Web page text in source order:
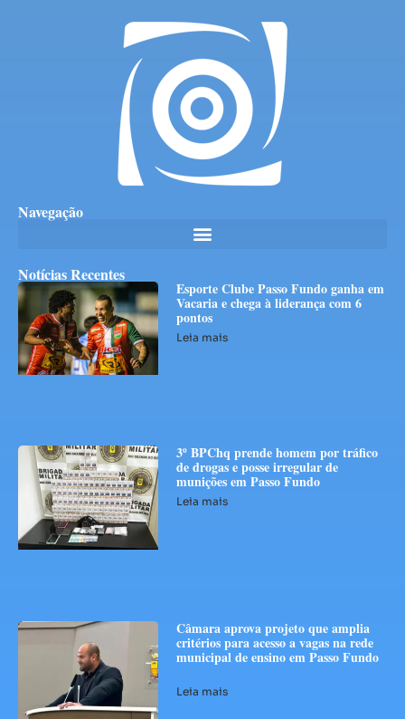
Navegação
Notícias Recentes
Esporte Clube Passo Fundo ganha em
Vacaria e chega à liderança com 6
pontos
Leia mais
3º BPChq prende homem por tráfico
de drogas e posse irregular de
munições em Passo Fundo
Leia mais
Câmara aprova projeto que amplia
critérios para acesso a vagas na rede
municipal de ensino em Passo Fundo
Leia mais